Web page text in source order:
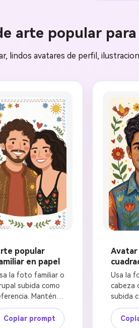
arte popular
lindos avatares de perfil,
popular
en papel
la foto familiar o
subida como
Mantén el
de personas,
relativas,
Copiar prompt
Usa la
cabeza
subida
las